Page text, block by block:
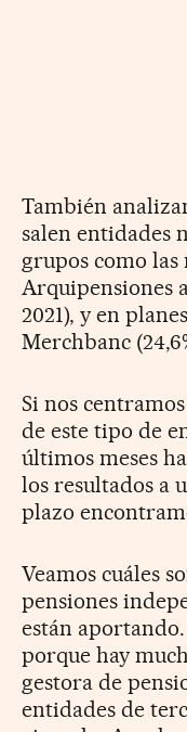
También
salen entidades
grupos como
Arquipensiones
2021), y en
Merchbanc
Si nos
de este tipo de
últimos meses
los resultados a
plazo
Veamos cuáles
pensiones
están
porque hay
gestora de
entidades de